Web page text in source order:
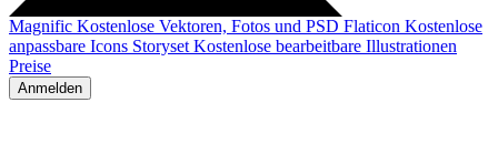
Magnific Kostenlose Vektoren, Fotos und PSD Flaticon Kostenlose
anpassbare Icons Storyset Kostenlose bearbeitbare Illustrationen
Preise
Anmelden